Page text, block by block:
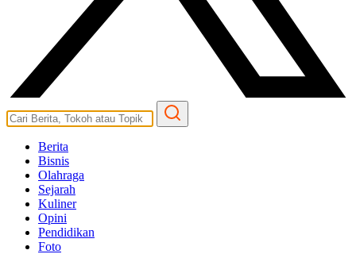
Berita
Bisnis
Olahraga
Sejarah
Kuliner
Opini
Pendidikan
Foto